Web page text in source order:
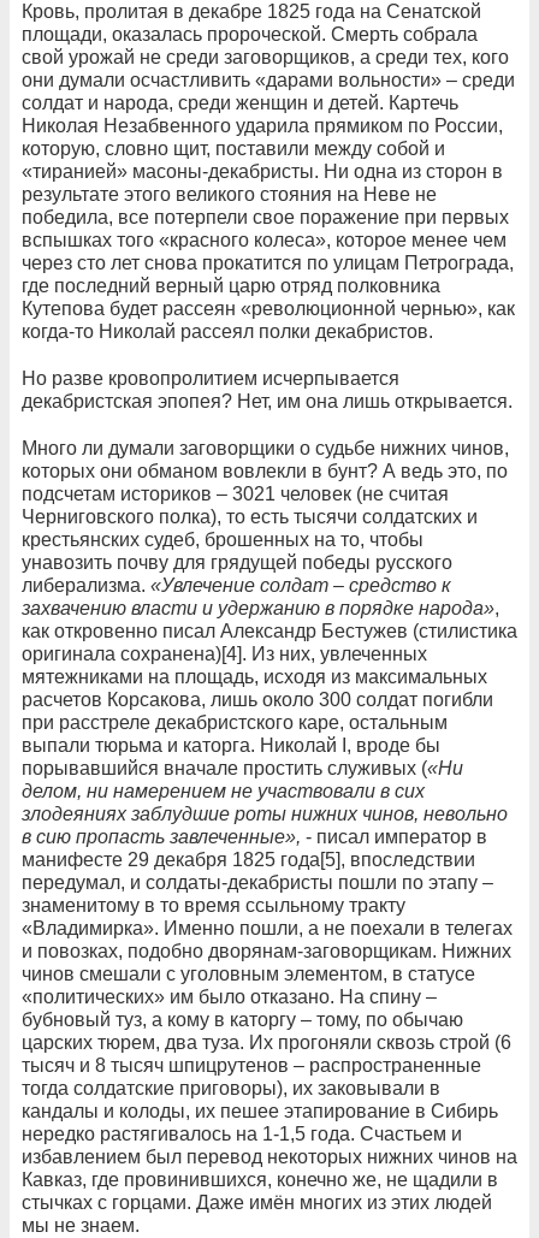
Кровь, пролитая в декабре 1825 года на Сенатской
площади, оказалась пророческой. Смерть собрала
свой урожай не среди заговорщиков, а среди тех, кого
они думали осчастливить «дарами вольности» – среди
солдат и народа, среди женщин и детей. Картечь
Николая Незабвенного ударила прямиком по России,
которую, словно щит, поставили между собой и
«тиранией» масоны-декабристы. Ни одна из сторон в
результате этого великого стояния на Неве не
победила, все потерпели свое поражение при первых
вспышках того «красного колеса», которое менее чем
через сто лет снова прокатится по улицам Петрограда,
где последний верный царю отряд полковника
Кутепова будет рассеян «революционной чернью», как
когда-то Николай рассеял полки декабристов.
Но разве кровопролитием исчерпывается
декабристская эпопея? Нет, им она лишь открывается.
Много ли думали заговорщики о судьбе нижних чинов,
которых они обманом вовлекли в бунт? А ведь это, по
подсчетам историков – 3021 человек (не считая
Черниговского полка), то есть тысячи солдатских и
крестьянских судеб, брошенных на то, чтобы
унавозить почву для грядущей победы русского
либерализма. «Увлечение солдат – средство к
захвачению власти и удержанию в порядке народа»,
как откровенно писал Александр Бестужев (стилистика
оригинала сохранена)[4]. Из них, увлеченных
мятежниками на площадь, исходя из максимальных
расчетов Корсакова, лишь около 300 солдат погибли
при расстреле декабристского каре, остальным
выпали тюрьма и каторга. Николай I, вроде бы
порывавшийся вначале простить служивых («Ни
делом, ни намерением не участвовали в сих
злодеяниях заблудшие роты нижних чинов, невольно
в сию пропасть завлеченные», - писал император в
манифесте 29 декабря 1825 года[5], впоследствии
передумал, и солдаты-декабристы пошли по этапу –
знаменитому в то время ссыльному тракту
«Владимирка». Именно пошли, а не поехали в телегах
и повозках, подобно дворянам-заговорщикам. Нижних
чинов смешали с уголовным элементом, в статусе
«политических» им было отказано. На спину –
бубновый туз, а кому в каторгу – тому, по обычаю
царских тюрем, два туза. Их прогоняли сквозь строй (6
тысяч и 8 тысяч шпицрутенов – распространенные
тогда солдатские приговоры), их заковывали в
кандалы и колоды, их пешее этапирование в Сибирь
нередко растягивалось на 1-1,5 года. Счастьем и
избавлением был перевод некоторых нижних чинов на
Кавказ, где провинившихся, конечно же, не щадили в
стычках с горцами. Даже имён многих из этих людей
мы не знаем.